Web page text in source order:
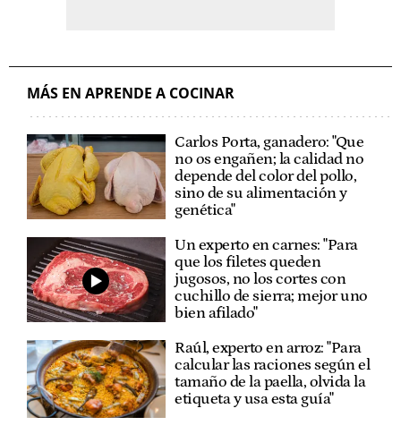
MÁS EN APRENDE A COCINAR
Carlos Porta, ganadero: "Que
no os engañen; la calidad no
depende del color del pollo,
sino de su alimentación y
genética"
Un experto en carnes: "Para
que los filetes queden
jugosos, no los cortes con
cuchillo de sierra; mejor uno
bien afilado"
Raúl, experto en arroz: "Para
calcular las raciones según el
tamaño de la paella, olvida la
etiqueta y usa esta guía"